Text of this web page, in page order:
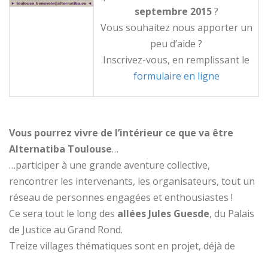
septembre 2015?
Vous souhaitez nous apporter un
peu d’aide ?
Inscrivez-vous, en remplissant le
formulaire en ligne
Vous pourrez vivre de l’intérieur ce que va être
Alternatiba Toulouse…
…participer à une grande aventure collective,
rencontrer les intervenants, les organisateurs, tout un
réseau de personnes engagées et enthousiastes !
Ce sera tout le long des allées Jules Guesde, du Palais
de Justice au Grand Rond.
Treize villages thématiques sont en projet, déjà de